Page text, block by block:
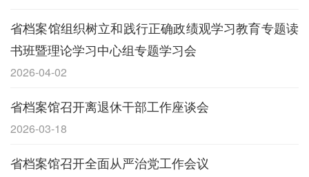
省档案馆组织树立和践行正确政绩观学习教育专题读
书班暨理论学习中心组专题学习会
2026-04-02
省档案馆召开离退休干部工作座谈会
2026-03-18
省档案馆召开全面从严治党工作会议